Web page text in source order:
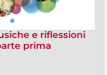
e riflessioni
prima